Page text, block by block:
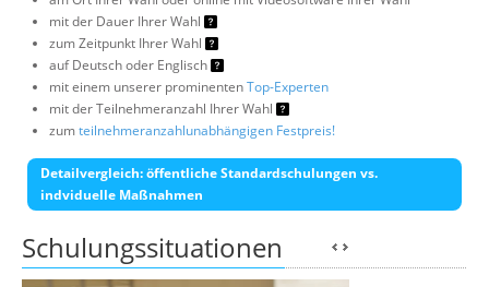
mit der Dauer Ihrer Wahl
zum Zeitpunkt Ihrer Wahl
auf Deutsch oder Englisch
mit einem unserer prominentenTop-Experten
mit der Teilnehmeranzahl Ihrer Wahl
zumteilnehmeranzahlunabhängigen Festpreis!
Detailvergleich: öffentliche Standardschulungen vs.
indviduelle Maßnahmen
Schulungssituationen